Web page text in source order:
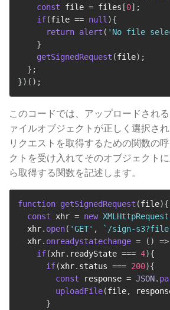
const file = files [0] ;
if(file == null ){
return alert ( 'No file
}
getSignedRequest (file) ;
} ;
}) ( ) ;
このコードでは、アップロードされ
ァイルオブジェクトが正しく選択さ
リクエストを取得するための関数の
クトを受け入れてそのオブジェクト
ら取得する関数を記述します。
function getSignedRequest (file){
const xhr = new XMLHttpRequest
  xhr
. open( 'GET' , ` /sign-s3?file-
  xhr
. onreadystatechange = ( ) =>
if(xhr. readyState === 4){
if(xhr. status === 200){
const response = JSON.
uploadFile(file,
}